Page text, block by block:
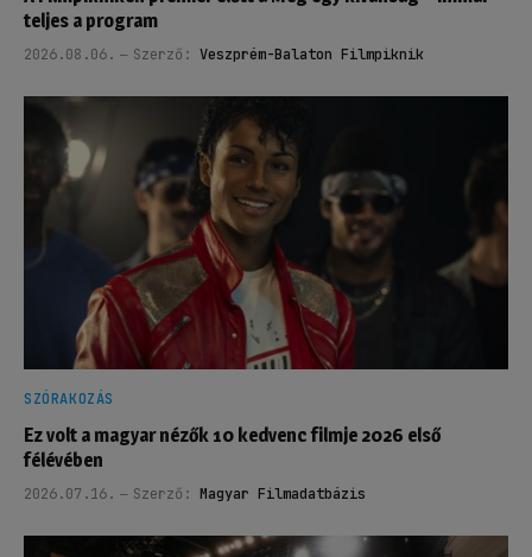
teljes a program
2026.08.06. Szerző: Veszprém-Balaton Filmpiknik
SZÓRAKOZÁS
Ez volt a magyar nézők 10 kedvenc filmje 2026 első
félévében
2026.07.16. Szerző: Magyar Filmadatbázis